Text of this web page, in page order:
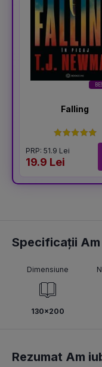
Falling
PRP: 51.9 Lei
19.9 Lei
Specificații
Dimensiune
130x200
Rezumat Am